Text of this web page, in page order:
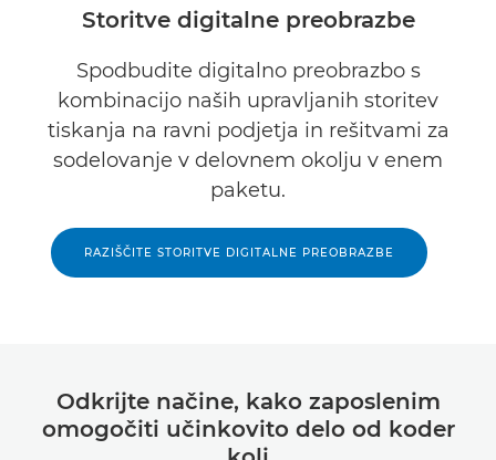
Storitve digitalne preobrazbe
Spodbudite digitalno preobrazbo s
kombinacijo naših upravljanih storitev
tiskanja na ravni podjetja in rešitvami za
sodelovanje v delovnem okolju v enem
paketu.
RAZIŠČITE STORITVE DIGITALNE PREOBRAZBE
Odkrijte načine, kako zaposlenim
omogočiti učinkovito delo od koder